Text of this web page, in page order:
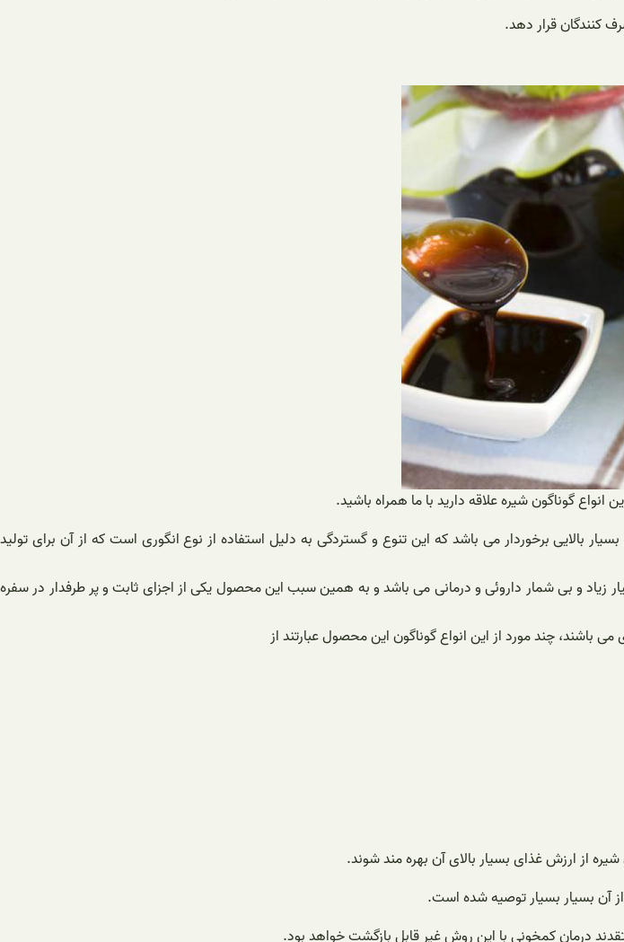
کنندگان قرار دهد.
گوناگون شیره علاقه دارید با ما همراه باشید.
بالایی برخوردار می باشد که این تنوع و گستردگی به دلیل استفاده از نوع انگوری است که از آن برای تولید
زیاد و بی شمار داروئی و درمانی می باشد و به همین سبب این محصول یکی از اجزای ثابت و پر طرفدار در سفره
چند مورد از این انواع گوناگون این محصول عبارتند از
از ارزش غذای بسیار بالای آن بهره مند شوند.
آن بسیار بسیار توصیه شده است.
درمان کمخونی با این روش غیر قابل بازگشت خواهد بود.